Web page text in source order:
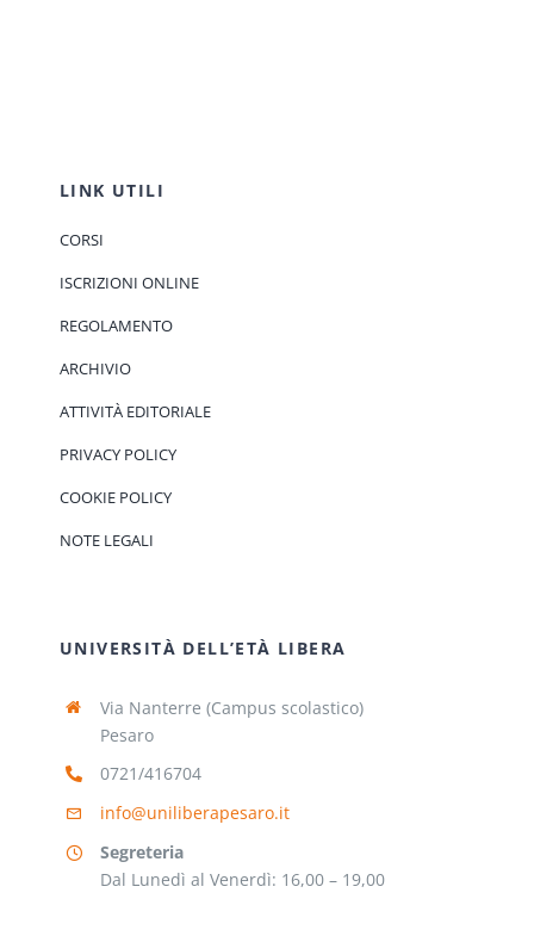
LINK UTILI
CORSI
ISCRIZIONI ONLINE
REGOLAMENTO
ARCHIVIO
ATTIVITÀ EDITORIALE
PRIVACY POLICY
COOKIE POLICY
NOTE LEGALI
UNIVERSITÀ DELL’ETÀ LIBERA
Via Nanterre (Campus scolastico)
Pesaro
0721/416704
info@uniliberapesaro.it
Segreteria
Dal Lunedì al Venerdì: 16,00 – 19,00